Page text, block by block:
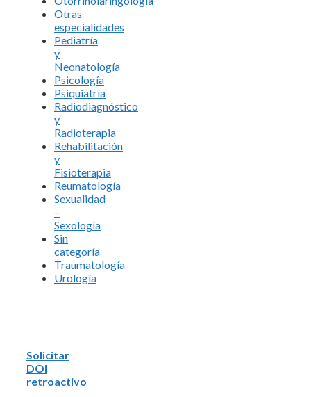
Otras
especialidades
Pediatría
y
Neonatología
Psicología
Psiquiatría
Radiodiagnóstico
y
Radioterapia
Rehabilitación
y
Fisioterapia
Reumatología
Sexualidad
–
Sexología
Sin
categoría
Traumatología
Urología
Solicitar
DOI
retroactivo